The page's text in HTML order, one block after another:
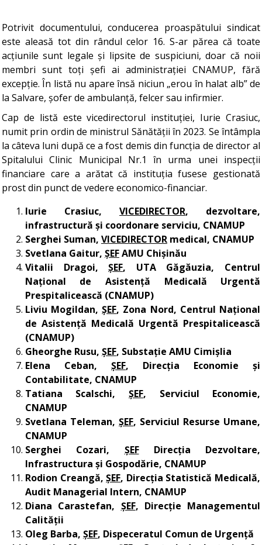
Potrivit documentului, conducerea proaspătului sindicat
este aleasă tot din rândul celor 16. S-ar părea că toate
acțiunile sunt legale și lipsite de suspiciuni, doar că noii
membri sunt toți șefi ai administrației CNAMUP, fără
excepție. În listă nu apare însă niciun „erou în halat alb” de
la Salvare, șofer de ambulanță, felcer sau infirmier.
Cap de listă este vicedirectorul instituției, Iurie Crasiuc,
numit prin ordin de ministrul Sănătății în 2023. Se întâmpla
la câteva luni după ce a fost demis din funcția de director al
Spitalului Clinic Municipal Nr.1 în urma unei inspecții
financiare care a arătat că instituția fusese gestionată
prost din punct de vedere economico-financiar.
Iurie Crasiuc,VICEDIRECTOR, dezvoltare,
infrastructură și coordonare serviciu, CNAMUP
Serghei Suman, VICEDIRECTORmedical, CNAMUP
Svetlana Gaitur, ȘEFAMU Chișinău
Vitalii Dragoi,ȘEF, UTA Găgăuzia, Centrul
Național de Asistență Medicală Urgentă
Prespitalicească (CNAMUP)
Liviu Mogildan,ȘEF, Zona Nord, Centrul Național
de Asistență Medicală Urgentă Prespitalicească
(CNAMUP)
Gheorghe Rusu, ȘEF, Substație AMU Cimișlia
Elena Ceban, ȘEF, Direcția Economie și
Contabilitate, CNAMUP
Tatiana Scalschi, ȘEF, Serviciul Economie,
CNAMUP
Svetlana Teleman, ȘEF, Serviciul Resurse Umane,
CNAMUP
Serghei Cozari, ȘEFDirecția Dezvoltare,
Infrastructura și Gospodărie, CNAMUP
Rodion Creangă,ȘEF, Direcția Statistică Medicală,
Audit Managerial Intern, CNAMUP
Diana Carastefan, ȘEF, Direcție Managementul
Calității
Oleg Barba, ȘEF, Dispeceratul Comun de Urgență